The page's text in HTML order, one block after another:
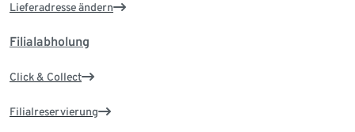
Lieferadresse ändern
Filialabholung
Click & Collect
Filialreservierung